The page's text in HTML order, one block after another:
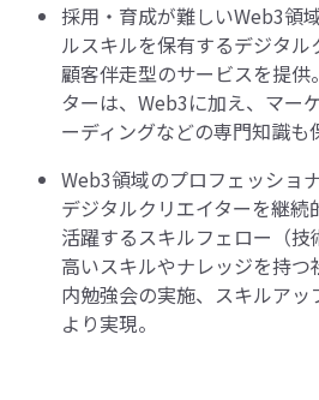
採用・育成が難しいWeb3領
ルスキルを保有するデジタル
顧客伴走型のサービスを提供
ターは、Web3に加え、マー
ーディングなどの専門知識も
Web3領域のプロフェッショ
デジタルクリエイターを継続
活躍するスキルフェロー（技
高いスキルやナレッジを持つ
内勉強会の実施、スキルア
より実現。